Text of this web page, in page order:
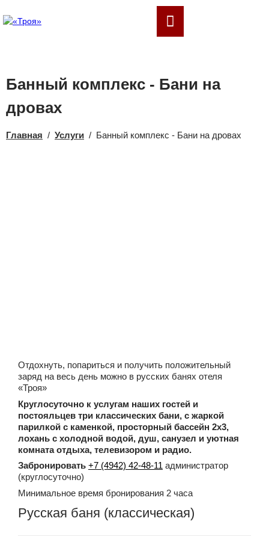
Банный комплекс - Бани на
дровах
Главная / Услуги / Банный комплекс - Бани на дровах
Отдохнуть, попариться и получить положительный
заряд на весь день можно в русских банях отеля
«Троя»
Круглосуточно к услугам наших гостей и
постояльцев три классических бани, с жаркой
парилкой с каменкой, просторный бассейн 2x3,
лохань с холодной водой, душ, санузел и уютная
комната отдыха, телевизором и радио.
Забронировать +7 (4942) 42-48-11 администратор
(круглосуточно)
Минимальное время бронирования 2 часа
Русская баня (классическая)